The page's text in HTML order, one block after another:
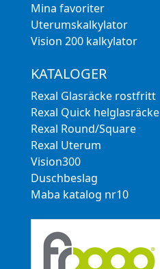
Mina favoriter
Uterumskalkylator
Vision 200 kalkylator
KATALOGER
Rexal Glasräcke rostfritt
Rexal Quick helglasräcke
Rexal Round/Square
Rexal Uterum
Vision300
Duschbeslag
Maba katalog nr10